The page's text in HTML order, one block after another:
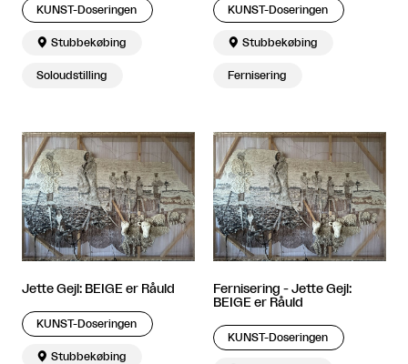
KUNST-Doseringen
 Stubbekøbing
Soloudstilling
KUNST-Doseringen
 Stubbekøbing
Fernisering
Jette Gejl: BEIGE er Råuld
KUNST-Doseringen
 Stubbekøbing
Fernisering - Jette Gejl:
BEIGE er Råuld
KUNST-Doseringen